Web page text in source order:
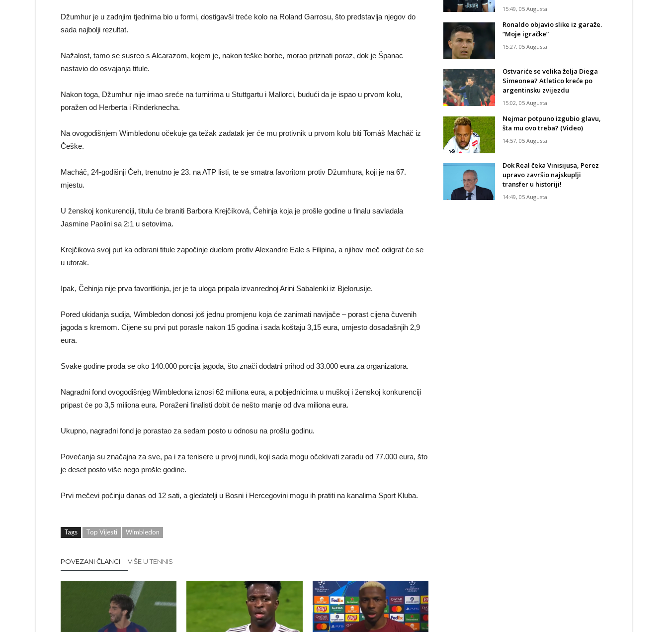
Džumhur je u zadnjim tjednima bio u formi, dostigavši treće kolo na Roland Garrosu, što predstavlja njegov do
sada najbolji rezultat.
Nažalost, tamo se susreo s Alcarazom, kojem je, nakon teške borbe, morao priznati poraz, dok je Španac
nastavio do osvajanja titule.
Nakon toga, Džumhur nije imao sreće na turnirima u Stuttgartu i Mallorci, budući da je ispao u prvom kolu,
poražen od Herberta i Rinderknecha.
Na ovogodišnjem Wimbledonu očekuje ga težak zadatak jer će mu protivnik u prvom kolu biti Tomáš Macháč iz
Češke.
Macháč, 24-godišnji Čeh, trenutno je 23. na ATP listi, te se smatra favoritom protiv Džumhura, koji je na 67.
mjestu.
U ženskoj konkurenciji, titulu će braniti Barbora Krejčíková, Čehinja koja je prošle godine u finalu savladala
Jasmine Paolini sa 2:1 u setovima.
Krejčikova svoj put ka odbrani titule započinje duelom protiv Alexandre Eale s Filipina, a njihov meč odigrat će se
u utorak.
Ipak, Čehinja nije prva favoritkinja, jer je ta uloga pripala izvanrednoj Arini Sabalenki iz Bjelorusije.
Pored ukidanja sudija, Wimbledon donosi još jednu promjenu koja će zanimati navijače – porast cijena čuvenih
jagoda s kremom. Cijene su prvi put porasle nakon 15 godina i sada koštaju 3,15 eura, umjesto dosadašnjih 2,9
eura.
Svake godine proda se oko 140.000 porcija jagoda, što znači dodatni prihod od 33.000 eura za organizatora.
Nagradni fond ovogodišnjeg Wimbledona iznosi 62 miliona eura, a pobjednicima u muškoj i ženskoj konkurenciji
pripast će po 3,5 miliona eura. Poraženi finalisti dobit će nešto manje od dva miliona eura.
Ukupno, nagradni fond je porastao za sedam posto u odnosu na prošlu godinu.
Povećanja su značajna za sve, pa i za tenisere u prvoj rundi, koji sada mogu očekivati zaradu od 77.000 eura, što
je deset posto više nego prošle godine.
Prvi mečevi počinju danas od 12 sati, a gledatelji u Bosni i Hercegovini mogu ih pratiti na kanalima Sport Kluba.
Tags Top Vijesti Wimbledon
POVEZANI ČLANCI VIŠE U TENNIS
15:49, 05 Augusta
Ronaldo objavio slike iz garaže.
“Moje igračke”
15:27, 05 Augusta
Ostvariće se velika želja Diega
Simeonea? Atletico kreće po
argentinsku zvijezdu
15:02, 05 Augusta
Nejmar potpuno izgubio glavu,
šta mu ovo treba? (Video)
14:57, 05 Augusta
Dok Real čeka Vinisijusa, Perez
upravo završio najskuplji
transfer u historiji!
14:49, 05 Augusta